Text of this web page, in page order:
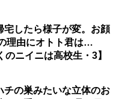
宅したら様子が変。お顔
理由にオトト君は…
のニイニは高校生・3】
チの巣みたいな立体のお